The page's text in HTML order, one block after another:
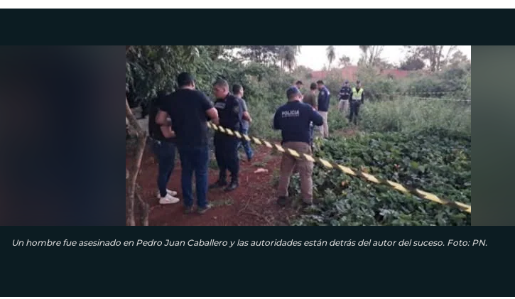
Un hombre fue asesinado en Pedro Juan Caballero y las autoridades están detrás del autor del suceso. Foto: PN.